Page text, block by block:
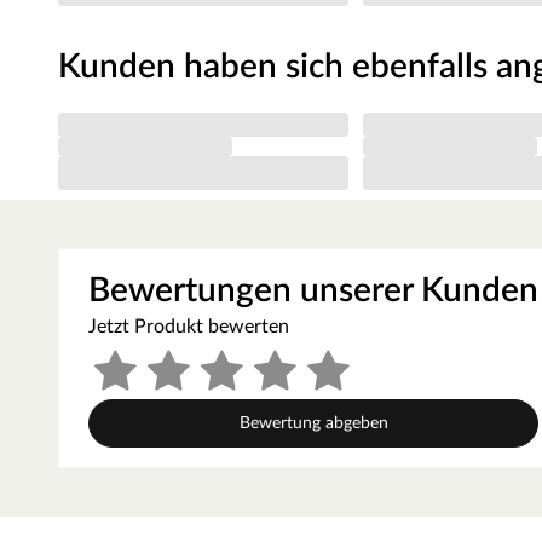
Kunden haben sich ebenfalls
Bewertungen unserer Kunden
Jetzt Produkt bewerten
Bewertung abgeben